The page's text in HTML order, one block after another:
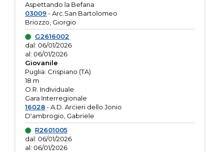
Aspettando la Befana
03009 - Arc.San Bartolomeo
Briozzo, Giorgio
G2616002
dal: 06/01/2026
al: 06/01/2026
Giovanile
Puglia: Crispiano (TA)
18 m
O.R. Individuale
Gara Interregionale
16028- A.D. Arcieri dello Jonio
D'ambrogio, Gabriele
R2601005
dal: 06/01/2026
al: 06/01/2026